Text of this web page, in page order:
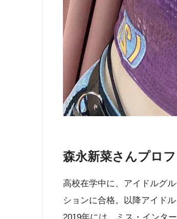
森永新菜さんプロ
高校在学中に、アイドルグ
ションに合格。以降アイド
2019年には、ミス・インタ